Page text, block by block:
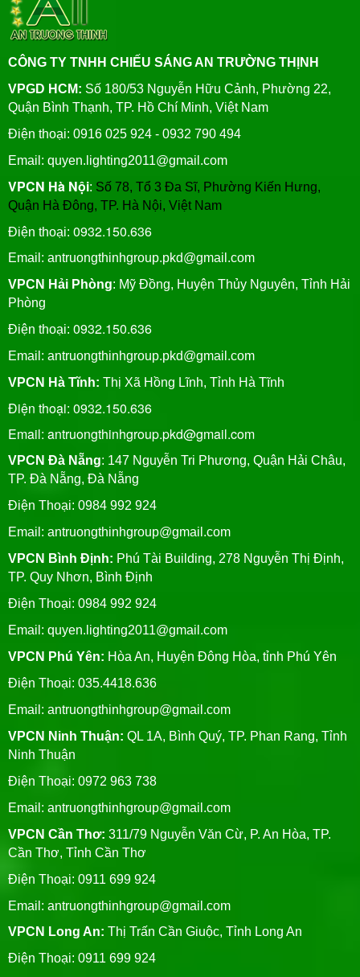
CÔNG TY TNHH CHIẾU SÁNG AN TRƯỜNG THỊNH
VPGD HCM: Số 180/53 Nguyễn Hữu Cảnh, Phường 22,
Quận Bình Thạnh, TP. Hồ Chí Minh, Việt Nam
Điện thoại: 0916 025 924 - 0932 790 494
Email: quyen.lighting2011@gmail.com
VPCN Hà Nội: Số 78, Tổ 3 Đa Sĩ, Phường Kiến Hưng,
Quận Hà Đông, TP. Hà Nội, Việt Nam
Điện thoại: 0932.150.636
Email: antruongthinhgroup.pkd@gmail.com
VPCN Hải Phòng: Mỹ Đồng, Huyện Thủy Nguyên, Tỉnh Hải
Phòng
Điện thoại: 0932.150.636
Email: antruongthinhgroup.pkd@gmail.com
VPCN Hà Tĩnh: Thị Xã Hồng Lĩnh, Tỉnh Hà Tĩnh
Điện thoại: 0932.150.636
Email: antruongthinhgroup.pkd@gmail.com
VPCN Đà Nẵng: 147 Nguyễn Tri Phương, Quận Hải Châu,
TP. Đà Nẵng, Đà Nẵng
Điện Thoại: 0984 992 924
Email: antruongthinhgroup@gmail.com
VPCN Bình Định: Phú Tài Building, 278 Nguyễn Thị Định,
TP. Quy Nhơn, Bình Định
Điện Thoại: 0984 992 924
Email: quyen.lighting2011@gmail.com
VPCN Phú Yên: Hòa An, Huyện Đông Hòa, tỉnh Phú Yên
Điện Thoại: 035.4418.636
Email: antruongthinhgroup@gmail.com
VPCN Ninh Thuận: QL 1A, Bình Quý, TP. Phan Rang, Tỉnh
Ninh Thuận
Điện Thoại: 0972 963 738
Email: antruongthinhgroup@gmail.com
VPCN Cần Thơ: 311/79 Nguyễn Văn Cừ, P. An Hòa, TP.
Cần Thơ, Tỉnh Cần Thơ
Điện Thoại: 0911 699 924
Email: antruongthinhgroup@gmail.com
VPCN Long An: Thị Trấn Cần Giuộc, Tỉnh Long An
Điện Thoại: 0911 699 924